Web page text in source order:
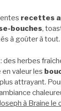
recettes
bouches,
à goûter à tout.
des herbes
valeur les
plus attrayant.
à Braine le